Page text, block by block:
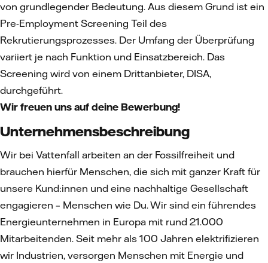
von grundlegender Bedeutung. Aus diesem Grund ist ein
Pre-Employment Screening Teil des
Rekrutierungsprozesses. Der Umfang der Überprüfung
variiert je nach Funktion und Einsatzbereich. Das
Screening wird von einem Drittanbieter, DISA,
durchgeführt.
Wir freuen uns auf deine Bewerbung!
Unternehmensbeschreibung
Wir bei Vattenfall arbeiten an der Fossilfreiheit und
brauchen hierfür Menschen, die sich mit ganzer Kraft für
unsere Kund:innen und eine nachhaltige Gesellschaft
engagieren – Menschen wie Du. Wir sind ein führendes
Energieunternehmen in Europa mit rund 21.000
Mitarbeitenden. Seit mehr als 100 Jahren elektrifizieren
wir Industrien, versorgen Menschen mit Energie und